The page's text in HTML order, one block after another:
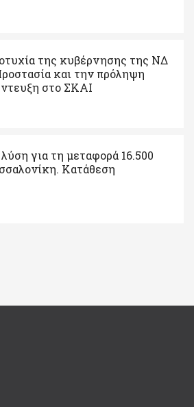
της κυβέρνησης της ΝΔ
και την πρόληψη
στο ΣΚΑΙ
για τη μεταφορά 16.500
Κατάθεση